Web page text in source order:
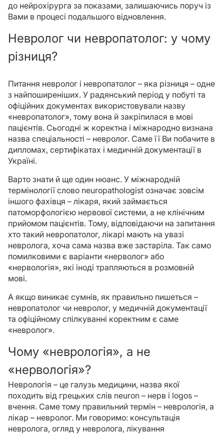
до нейрохірурга за показами, залишаючись поруч із
Вами в процесі подальшого відновлення.
Невролог чи невропатолог: у чому
різниця?
Питання невролог і невропатолог – яка різниця – одне
з найпоширеніших. У радянський період у побуті та
офіційних документах використовували назву
«невропатолог», тому вона й закріпилася в мові
пацієнтів. Сьогодні ж коректна і міжнародно визнана
назва спеціальності – невролог. Саме її Ви побачите в
дипломах, сертифікатах і медичній документації в
Україні.
Варто знати й ще один нюанс. У міжнародній
термінології слово neuropathologist означає зовсім
іншого фахівця – лікаря, який займається
патоморфологією нервової системи, а не клінічним
прийомом пацієнтів. Тому, відповідаючи на запитання
хто такий невропатолог, лікарі мають на увазі
невролога, хоча сама назва вже застаріла. Так само
помилковими є варіанти «нерволог» або
«нервологія», які іноді трапляються в розмовній
мові.
А якщо виникає сумнів, як правильно пишеться –
невропатолог чи невролог, у медичній документації
та офіційному спілкуванні коректним є саме
«невролог».
Чому «неврологія», а не
«нервологія»?
Неврологія – це галузь медицини, назва якої
походить від грецьких слів neuron – нерв і logos –
вчення. Саме тому правильний термін – неврологія, а
лікар – невролог. Ми говоримо: консультація
невролога, огляд у невролога, лікування